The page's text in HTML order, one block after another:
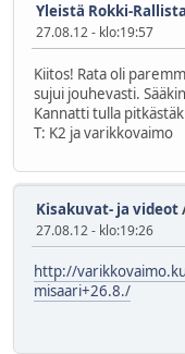
Yleistä Rokki-Rallista
27.08.12 - klo:19:57
Kiitos! Rata oli
sujui jouhevasti.
Kannatti tulla
T: K2 ja varikkovaimo
Kisakuvat- ja videot
27.08.12 - klo:19:26
http://
misaari+26.8./